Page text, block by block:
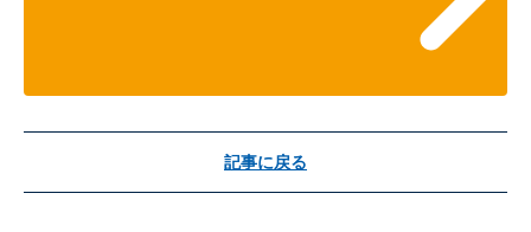
記事に戻る